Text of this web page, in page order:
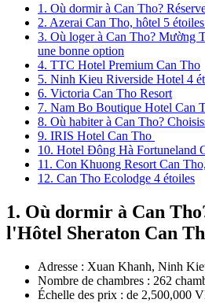
1. Où dormir à Can Tho?
2. Azerai Can Tho, hôtel 5
3. Où loger à Can Tho? Mường
une bonne option
4. TTC Hotel Premium Can Tho
5. Ninh Kieu Riverside Hotel 4
6. Victoria Can Tho Resort
7. Nam Bo Boutique Hotel Can
8. Où habiter à Can Tho?
9. IRIS Hotel Can Tho
10. Hotel Đông Hà Fortuneland
11. Con Khuong Resort Can
12. Can Tho Ecolodge 4 étoiles
1. Où dormir à Can
l'Hôtel Sheraton Can
Adresse : Xuan Khanh, Ninh
Nombre de chambres : 262
Échelle des prix : de 2,500,000